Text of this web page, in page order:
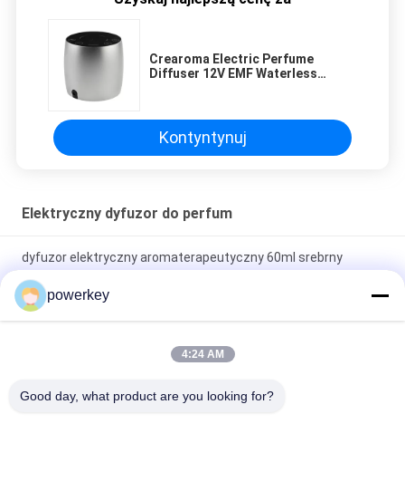
properly!""The Pico 4's visual clarity is fantastic
once you dial in the IPD correctly. The manual
adjustment is smooth, and finding that sweet
spot makes all the difference. No more eye
strain during long sessions. Highly recommend
taking the time to set it up properly!""The Pico
smooth, and finding that sweet spot makes all
sessions. Highly r
Crearoma Electric Perfume
Diffuser 12V EMF Waterless
Kontyntynuj
Elektryczny dyfuzor do perfum
dyfuzor elektryczny aromaterapeutyczny 60ml srebrny
aluminium do użytku domowego elektryczny
Lobby hotelowe Air Aroma Machine Hotel Restauracja
Aromaterapia Do Łazienki
powerkey
4:24 AM
Good day, what product are you looking for?